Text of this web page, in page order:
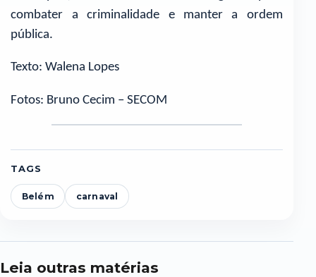
combater a criminalidade e manter a ordem
pública.
Texto: Walena Lopes
Fotos: Bruno Cecim – SECOM
TAGS
Belém carnaval
Leia outras matérias